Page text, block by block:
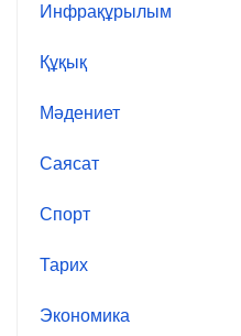
Инфрақұрылым
Құқық
Мәдениет
Саясат
Спорт
Тарих
Экономика